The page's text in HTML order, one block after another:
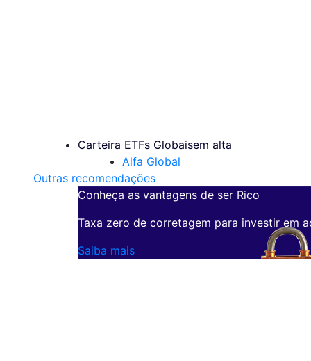
Carteira ETFs Globaisem alta
Alfa Global
Outras recomendações
Conheça as vantagens de ser Rico
Taxa zero de corretagem para investir em
Saiba mais